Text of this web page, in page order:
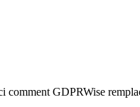
GDPRWise